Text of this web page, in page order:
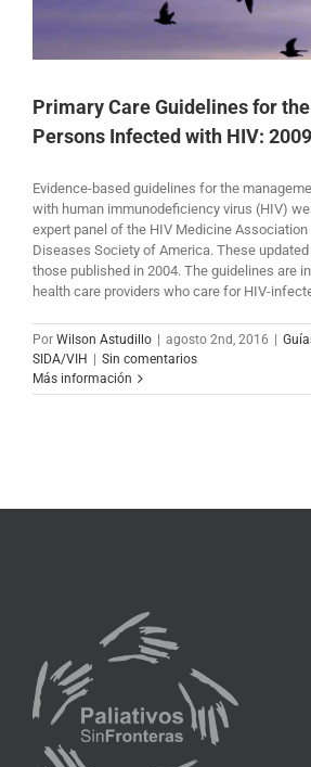
Primary Care Guidelines for
Persons Infected with HIV: 2009
Evidence-based guidelines for the
with human immunodeficiency virus (HIV)
expert panel of the HIV Medicine
Diseases Society of America. These
those published in 2004. The guidelines are
health care providers who care for HIV-
Por Wilson Astudillo agosto 2nd, 2016
SIDA/VIH
Sin comentarios
Más información